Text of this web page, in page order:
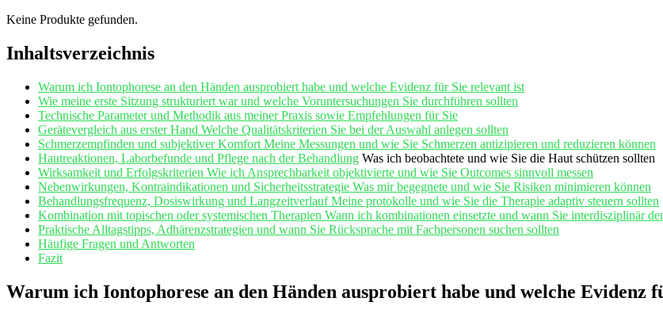
Keine Produkte gefunden.
Inhaltsverzeichnis
Warum ⁤ich Iontophorese an den Händen ausprobiert habe und welche Evidenz für Sie relevant ist
Wie meine erste Sitzung‍ strukturiert war und welche Voruntersuchungen Sie durchführen sollten
Technische Parameter und Methodik aus​ meiner Praxis ⁤sowie Empfehlungen für Sie
Gerätevergleich aus erster Hand Welche Qualitätskriterien ⁢Sie bei der Auswahl ​anlegen sollten
Schmerzempfinden und subjektiver⁣ Komfort Meine​ Messungen und wie Sie Schmerzen antizipieren und​ reduzieren können
Hautreaktionen,‍ Laborbefunde und Pflege nach derBehandlung Was ich beobachtete und wie Sie⁤ die Haut‌ schützen ‌sollten
Wirksamkeit und Erfolgskriterien Wie ⁣ich⁤ Ansprechbarkeit objektivierte‍ und wie Sie ‌Outcomes​ sinnvoll messen
Nebenwirkungen, Kontraindikationen und Sicherheitsstrategie Was mir begegnete und wie ⁢Sie Risiken⁤ minimieren ‍können
Behandlungsfrequenz,‌ Dosiswirkung ​und⁣ Langzeitverlauf Meine protokolle ⁤und wie⁣ Sie die Therapie adaptiv steuern sollten
Kombination mit topischen oder systemischen Therapien Wann ich ⁢kombinationen einsetzte und wann‌ Sie ⁣interdisziplinär​
Praktische Alltagstipps, Adhärenzstrategien ‌und wann ⁣Sie Rücksprache mit ⁤Fachpersonen ⁣suchen sollten
Häufige Fragen und ⁤Antworten
Fazit
Warum ich‌ Iontophorese an den Händen ‌ausprobiert habe und welche Evidenz